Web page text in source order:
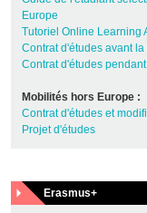
Europe
Tutoriel Online Learning
Contrat d'études avant la
Contrat d'études
Mobilités hors Europe :
Contrat d'études et
Projet d'études
Erasmus+